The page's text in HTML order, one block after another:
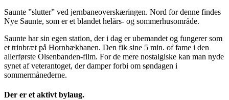
Saunte ”slutter” ved jernbaneoverskæringen. Nord for denne findes
Nye Saunte, som er et blandet helårs- og sommerhusområde.
Saunte har sin egen station, der i dag er ubemandet og fungerer som
et trinbræt på Hornbækbanen. Den fik sine 5 min. of fame i den
allerførste Olsenbanden-film. For de mere nostalgiske kan man nyde
synet af veterantoget, der damper forbi om søndagen i
sommermånederne.
Der er et aktivt bylaug.